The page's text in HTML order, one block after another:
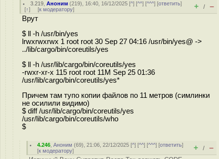
3.219 ,Аноним (219), 16:40, 16/12/2025 [^] [^^] [^^^] [ответить]
[↑] [к модератору] + / –
Врут
$ ll -h /usr/bin/yes
lrwxrwxrwx 1 root root 30 Sep 27 04:16 /usr/bin/yes@ ->
../lib/cargo/bin/coreutils/yes
$ ll -h /usr/lib/cargo/bin/coreutils/yes
-rwxr-xr-x 115 root root 11M Sep 25 01:36
/usr/lib/cargo/bin/coreutils/yes*
Причем там тупо копии файлов по 11 метров (симлинки
не осилили видимо)
$ diff /usr/lib/cargo/bin/coreutils/yes
/usr/lib/cargo/bin/coreutils/who
$
4.246 ,Аноним (69), 21:06, 22/12/2025 [^] [^^] [^^^] [ответить]
[к модератору] + / –